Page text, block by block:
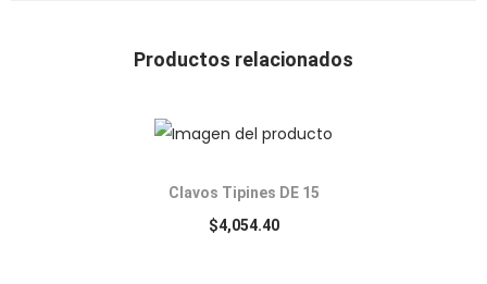
Productos relacionados
Clavos Tipines DE 15
$4,054.40